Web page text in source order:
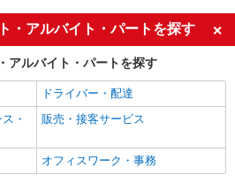
川越市大字大袋592（川越卸売市場内）
詳細を見る
車通勤OK
交通費支給
社員登用あり
・アルバイト・パートを探す
アルバイト・パートを探す
ドライバー・配達
・
販売・接客サービス
オフィスワーク・事務